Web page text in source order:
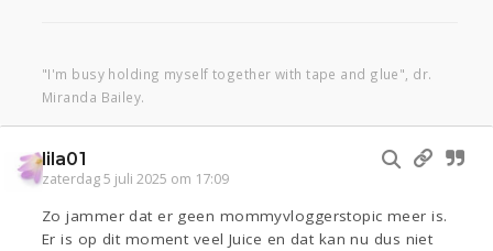
"I'm busy holding myself together with tape and glue", dr.
Miranda Bailey.
lila01
zaterdag 5 juli 2025 om 17:09
Zo jammer dat er geen mommyvloggerstopic meer is.
Er is op dit moment veel Juice en dat kan nu dus niet